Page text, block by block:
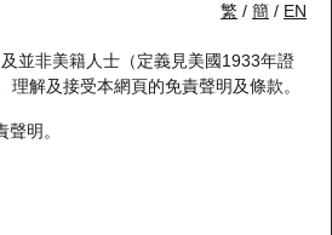
繁 / 簡 / EN
並非美籍人士（定義見美國1933年證
理解及接受本網頁的免責聲明及條款。
明。
1810 小米集團